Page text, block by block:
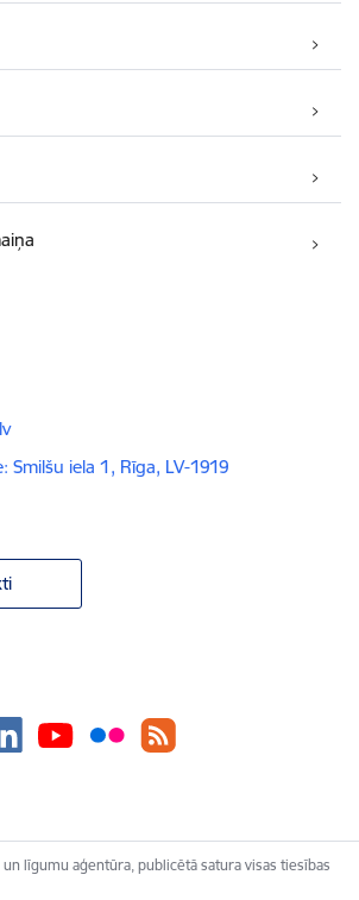
Smilšu iela 1, Rīga, LV-1919
līgumu aģentūra, publicētā satura visas tiesības